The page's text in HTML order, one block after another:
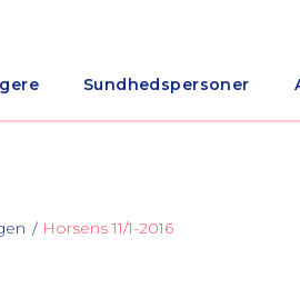
Sundhedspersoner
Horsens 11/1-2016